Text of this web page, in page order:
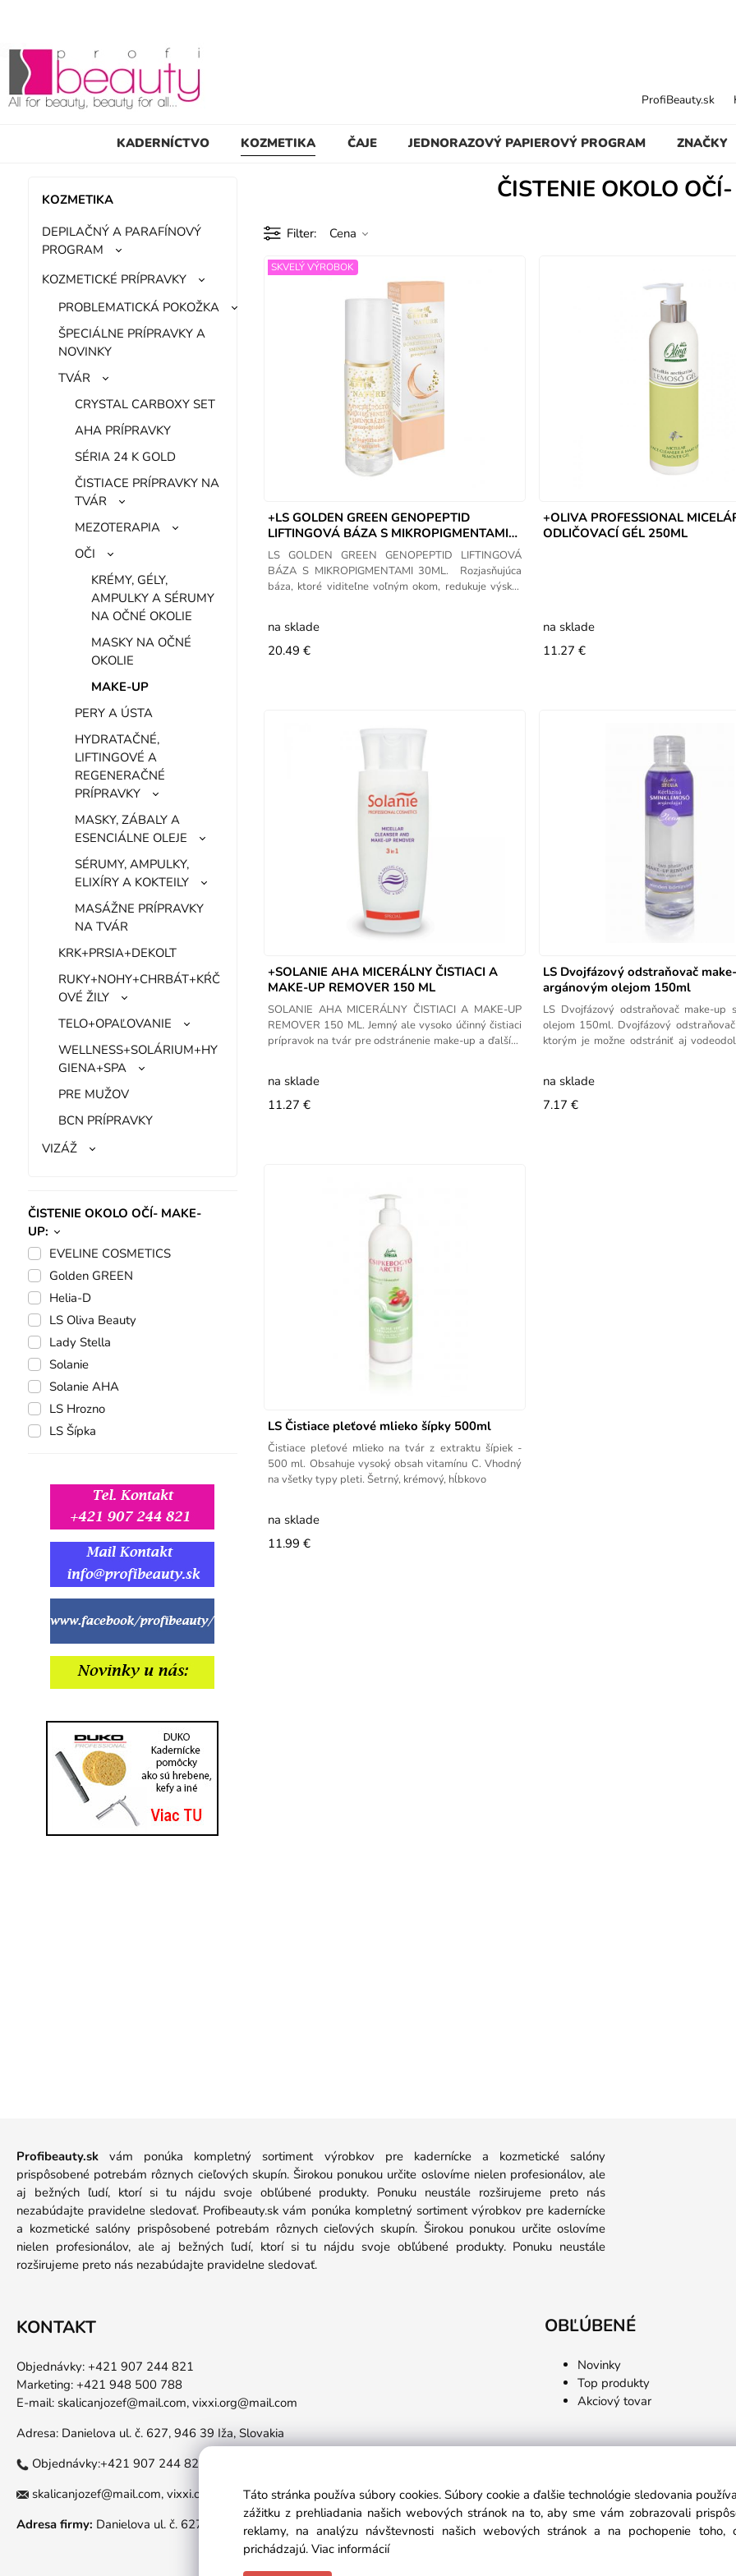
KADERNÍCTVO KOZMETIKA ČAJE JEDNORAZOVÝ PAPIEROVÝ PROGRAM ZNAČKY
ProfiBeauty.sk
KOZMETIKA
DEPILAČNÝ A PARAFÍNOVÝ
PROGRAM
KOZMETICKÉ PRÍPRAVKY
PROBLEMATICKÁ POKOŽKA
ŠPECIÁLNE PRÍPRAVKY A
NOVINKY
TVÁR
CRYSTAL CARBOXY SET
AHA PRÍPRAVKY
SÉRIA 24 K GOLD
ČISTIACE PRÍPRAVKY NA
TVÁR
MEZOTERAPIA
OČI
KRÉMY, GÉLY,
AMPULKY A SÉRUMY
NA OČNÉ OKOLIE
MASKY NA OČNÉ
OKOLIE
MAKE-UP
PERY A ÚSTA
HYDRATAČNÉ,
LIFTINGOVÉ A
REGENERAČNÉ
PRÍPRAVKY
MASKY, ZÁBALY A
ESENCIÁLNE OLEJE
SÉRUMY, AMPULKY,
ELIXÍRY A KOKTEILY
MASÁŽNE PRÍPRAVKY
NA TVÁR
KRK+PRSIA+DEKOLT
RUKY+NOHY+CHRBÁT+KŔČ
OVÉ ŽILY
TELO+OPAĽOVANIE
WELLNESS+SOLÁRIUM+HY
GIENA+SPA
PRE MUŽOV
BCN PRÍPRAVKY
VIZÁŽ
ČISTENIE OKOLO OČÍ- MAKE-
UP:
EVELINE COSMETICS
Golden GREEN
Helia-D
LS Oliva Beauty
Lady Stella
Solanie
Solanie AHA
LS Hrozno
LS Šípka
ČISTENIE OKOLO
Filter Cena
+LS GOLDEN GREEN GENOPEPTID
LIFTINGOVÁ BÁZA S MIKROPIGMENTAMI
30ML
LS GOLDEN GREEN GENOPEPTID LIFTINGOVÁ
BÁZA S MIKROPIGMENTAMI 30ML. Rozjasňujúca
báza, ktoré viditeľne voľným okom, redukuje výskyt
SKVELÝ VÝROBOK
na sklade
20.49 €
+OLIVA PROFESSIONAL
ODLIČOVACÍ GÉL 250ML
na sklade
11.27 €
+SOLANIE AHA MICERÁLNY ČISTIACI A
MAKE-UP REMOVER 150 ML
SOLANIE AHA MICERÁLNY ČISTIACI A MAKE-UP
REMOVER 150 ML. Jemný ale vysoko účinný čistiaci
prípravok na tvár pre odstránenie make-up a ďalších
na sklade
11.27 €
LS Dvojfázový odstraňovač
argánovým olejom 150ml
LS Dvojfázový odstraňovač make-up
olejom 150ml. Dvojfázový
ktorým je možne odstrániť aj
na sklade
7.17 €
LS Čistiace pleťové mlieko šípky 500ml
Čistiace pleťové mlieko na tvár z extraktu šípiek -
500 ml. Obsahuje vysoký obsah vitamínu C. Vhodný
na všetky typy pleti. Šetrný, krémový, hĺbkovo
na sklade
11.99 €
Profibeauty.sk vám ponúka kompletný sortiment výrobkov pre kadernícke a kozmetické salóny
prispôsobené potrebám rôznych cieľových skupín. Širokou ponukou určite oslovíme nielen profesionálov, ale
aj bežných ľudí, ktorí si tu nájdu svoje obľúbené produkty. Ponuku neustále rozširujeme preto nás
nezabúdajte pravidelne sledovať. Profibeauty.sk vám ponúka kompletný sortiment výrobkov pre kadernícke
a kozmetické salóny prispôsobené potrebám rôznych cieľových skupín. Širokou ponukou určite oslovíme
nielen profesionálov, ale aj bežných ľudí, ktorí si tu nájdu svoje obľúbené produkty. Ponuku neustále
rozširujeme preto nás nezabúdajte pravidelne sledovať.
KONTAKT
Objednávky: +421 907 244 821
Marketing: +421 948 500 788
E-mail: skalicanjozef@mail.com, vixxi.org@mail.com
Adresa: Danielova ul. č. 627, 946 39 Iža, Slovakia
Objednávky:+421 907 244 821
skalicanjozef@mail.com, vixxi.org@mail.com
Adresa firmy: Danielova ul. č. 627, 946 39 Iža, Slovakia
OBĽÚBENÉ
Novinky
Top produkty
Akciový tovar
Táto stránka používa súbory cookies. Súbory cookie a ďalšie technológie sledovania
zážitku z prehliadania našich webových stránok na to, aby sme vám zobrazovali
reklamy, na analýzu návštevnosti našich webových stránok a na pochopenie toho,
prichádzajú. Viac informácií